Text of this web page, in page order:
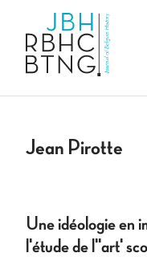
Jean Pirotte
Une idéologie en
l'étude de l''art'